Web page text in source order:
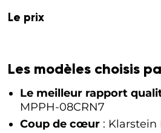
Le prix
Les modèles choisis
Le meilleur rapport
MPPH-08CRN7
Coup de cœur : Klarstein